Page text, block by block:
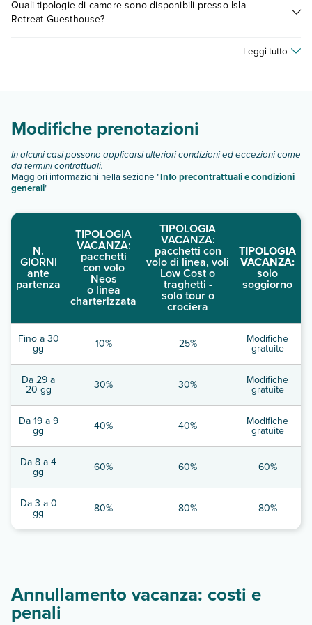
vari fattori (per es. date, condizioni dell'hotel, ecc). Per
consultare i prezzi, compila il motore di ricerca e scegli
Quali tipologie di camere sono disponibili presso Isla
Retreat Guesthouse?
Scopri tutti i dettagli nel paragrafo dedicato "
Leggi tutto
Modifiche prenotazioni
In alcuni casi possono applicarsi ulteriori condizioni ed eccezioni come
da termini contrattuali.
Maggiori informazioni nella sezione "Info precontrattuali e condizioni
generali"
N.
GIORNI
ante
partenza
TIPOLOGIA
VACANZA:
pacchetti
con volo
Neos
o linea
charterizzata
TIPOLOGIA
VACANZA:
pacchetti con
volo di linea, voli
Low Cost o
traghetti -
solo tour o
crociera
TIPOLOGIA
VACANZA:
solo
soggiorno
Fino a 30
gg 10% 25% Modifiche
gratuite
Da 29 a
20 gg 30% 30% Modifiche
gratuite
Da 19 a 9
gg 40% 40% Modifiche
gratuite
Da 8 a 4
gg 60% 60% 60%
Da 3 a 0
gg 80% 80% 80%
Annullamento vacanza: costi e
penali